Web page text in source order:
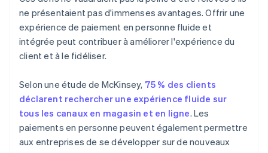
ne présentaient pas d'immenses avantages. Offrir une
expérience de paiement en personne fluide et
intégrée peut contribuer à améliorer l'expérience du
client et à le fidéliser.
Selon une étude de McKinsey, 75 % des clients
déclarent rechercher une expérience fluide sur
tous les canaux en magasin et en ligne. Les
paiements en personne peuvent également permettre
aux entreprises de se développer sur de nouveaux